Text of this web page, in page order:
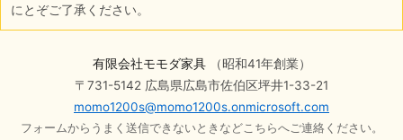
にとぞご了承ください。
有限会社モモダ家具（昭和41年創業）
〒731-5142 広島県広島市佐伯区坪井1-33-21
momo1200s@momo1200s.onmicrosoft.com
フォームからうまく送信できないときなどこちらへご連絡ください。